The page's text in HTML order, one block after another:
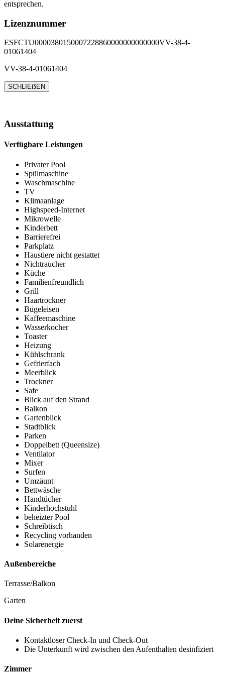
entsprechen.
Lizenznummer
ESFCTU0000380150007228860000000000000VV-38-4-
01061404
VV-38-4-01061404
SCHLIEẞEN
Ausstattung
Verfügbare Leistungen
Privater Pool
Spülmaschine
Waschmaschine
TV
Klimaanlage
Highspeed-Internet
Mikrowelle
Kinderbett
Barrierefrei
Parkplatz
Haustiere nicht gestattet
Nichtraucher
Küche
Familienfreundlich
Grill
Haartrockner
Bügeleisen
Kaffeemaschine
Wasserkocher
Toaster
Heizung
Kühlschrank
Gefrierfach
Meerblick
Trockner
Safe
Blick auf den Strand
Balkon
Gartenblick
Stadtblick
Parken
Doppelbett (Queensize)
Ventilator
Mixer
Surfen
Umzäunt
Bettwäsche
Handtücher
Kinderhochstuhl
beheizter Pool
Schreibtisch
Recycling vorhanden
Solarenergie
Außenbereiche
Terrasse/Balkon
Garten
Deine Sicherheit zuerst
Kontaktloser Check-In und Check-Out
Die Unterkunft wird zwischen den Aufenthalten desinfiziert
Zimmer